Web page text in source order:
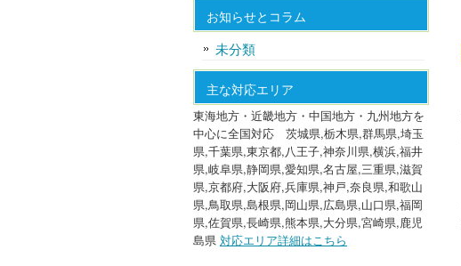
お知らせとコラム
未分類
主な対応エリア
東海地方・近畿地方・中国地方・九州地方を
中心に全国対応 茨城県,栃木県,群馬県,埼玉
県,千葉県,東京都,八王子,神奈川県,横浜,福井
県,岐阜県,静岡県,愛知県,名古屋,三重県,滋賀
県,京都府,大阪府,兵庫県,神戸,奈良県,和歌山
県,鳥取県,島根県,岡山県,広島県,山口県,福岡
県,佐賀県,長崎県,熊本県,大分県,宮崎県,鹿児
島県 対応エリア詳細はこちら